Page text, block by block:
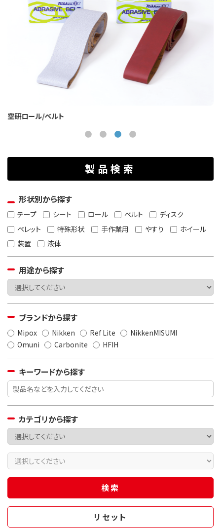
空研ロール/ベルト
製品検索
形状別から探す
テープ シート ロール ベルト
ディスク
ペレット
特殊形状 手作業用 やすり
ホイール
装置
液体
用途から探す
ブランドから探す
Mipox Nikken Ref Lite
NikkenMISUMI
Omuni
Carbonite HFIH
キーワードから探す
カテゴリから探す